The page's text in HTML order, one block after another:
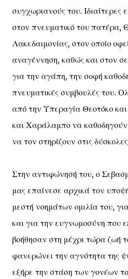
συγχωριανούς του. Ιδιαίτερες
στον πνευματικό του πατέρα,
Λακεδαιμονίας, στον οποίο
αναγέννηση, καθώς και στον
για την αγάπη, την σοφή
πνευματικές συμβουλές του.
από την Υπεραγία Θεοτόκο
και Χαράλαμπο να καθοδηγούν
να τον στηρίζουν στις
Στην αντιφώνησή του, ο
μας επαίνεσε αρχικά τον
μεστή νοημάτων ομιλία του,
και για την ευγνωμοσύνη που
βοήθησαν στη μέχρι τώρα ζωή
φανερώνει την αγνότητα της
εξήρε την στάση των γονέων